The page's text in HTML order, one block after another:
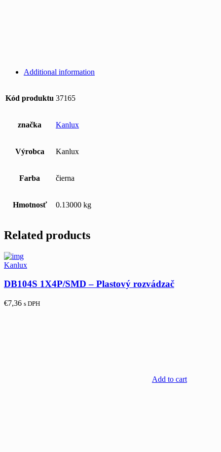
Additional information
Kód produktu 37165
značka Kanlux
Výrobca Kanlux
Farba čierna
Hmotnosť 0.13000 kg
Related products
Kanlux
DB104S 1X4P/SMD – Plastový rozvádzač
€7,36 s DPH
Add to cart